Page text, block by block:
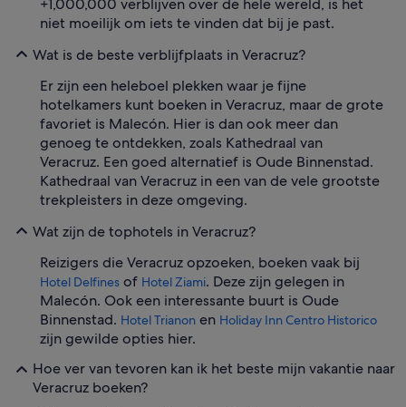
+1,000,000 verblijven over de hele wereld, is het
niet moeilijk om iets te vinden dat bij je past.
Wat is de beste verblijfplaats in Veracruz?
Er zijn een heleboel plekken waar je fijne
hotelkamers kunt boeken in Veracruz, maar de grote
favoriet is Malecón. Hier is dan ook meer dan
genoeg te ontdekken, zoals Kathedraal van
Veracruz. Een goed alternatief is Oude Binnenstad.
Kathedraal van Veracruz in een van de vele grootste
trekpleisters in deze omgeving.
Wat zijn de tophotels in Veracruz?
Reizigers die Veracruz opzoeken, boeken vaak bij
Hotel Delfines of Hotel Ziami. Deze zijn gelegen in
Malecón. Ook een interessante buurt is Oude
Binnenstad. Hotel Trianon en Holiday Inn Centro Historico
zijn gewilde opties hier.
Hoe ver van tevoren kan ik het beste mijn vakantie naar
Veracruz boeken?